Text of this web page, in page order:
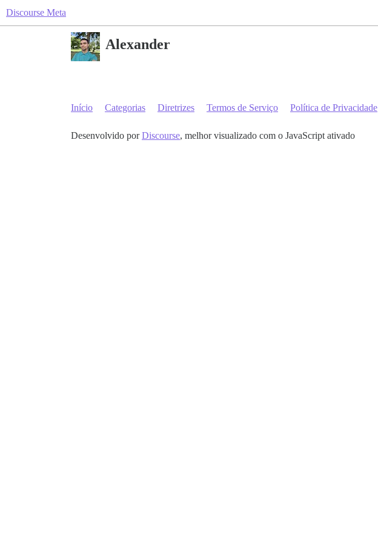
Discourse Meta
Alexander
Início Categorias Diretrizes Termos de Serviço Política de Privacidade
Desenvolvido porDiscourse, melhor visualizado com o JavaScript ativado